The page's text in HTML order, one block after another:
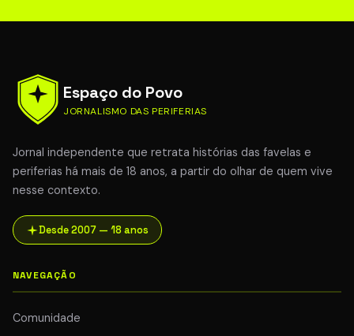
Espaço do Povo
JORNALISMO DAS PERIFERIAS
Jornal independente que retrata histórias das favelas e
periferias há mais de 18 anos, a partir do olhar de quem vive
nesse contexto.
Desde 2007 — 18 anos
NAVEGAÇÃO
Comunidade